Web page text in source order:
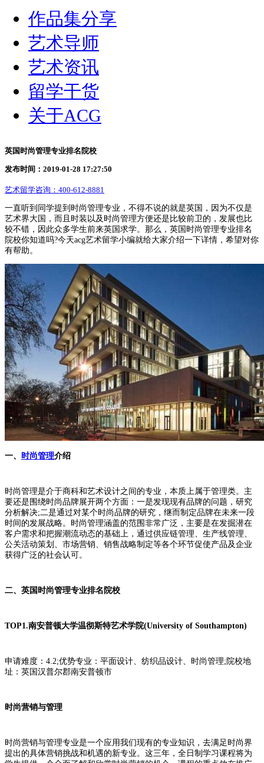
作品集分享
艺术导师
艺术资讯
留学干货
关于ACG
英国时尚管理专业排名院校
发布时间：2019-01-28 17:27:50
艺术留学咨询： 400-612-8881
一直听到同学提到时尚管理专业，不得不说的就是英国，因为不仅是
艺术界大国，而且时装以及时尚管理方便还是比较前卫的，发展也比
较不错，因此众多学生前来英国求学。那么，英国时尚管理专业排名
院校你知道吗?今天acg艺术留学小编就给大家介绍一下详情，希望对你
有帮助。
一、 时尚管理介绍
时尚管理是介于商科和艺术设计之间的专业，本质上属于管理类。主
要还是围绕时尚品牌展开两个方面：一是发现现有品牌的问题，研究
分析解决;二是通过对某个时尚品牌的研究，继而制定品牌在未来一段
时间的发展战略。时尚管理涵盖的范围非常广泛，主要是在发掘潜在
客户需求和把握潮流动态的基础上，通过供应链管理、生产线管理、
公关活动策划、市场营销、销售战略制定等各个环节促使产品及企业
获得广泛的社会认可。
二、英国时尚管理专业排名院校
TOP1.南安普顿大学温彻斯特艺术学院(University of Southampton)
申请难度：4.2;优势专业：平面设计、纺织品设计、时尚管理;院校地
址：英国汉普尔郡南安普顿市
时尚营销与管理
时尚营销与管理专业是一个应用我们现有的专业知识，去满足时尚界
提出的具体营销挑战和机遇的新专业。这三年，全日制学习课程将为